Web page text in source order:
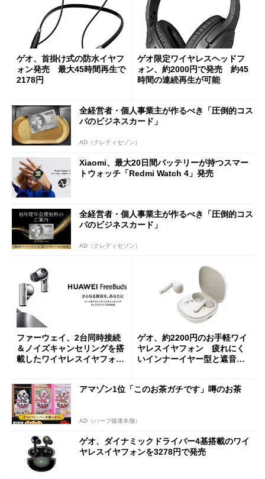
ゲオ、首掛け式の防水イヤフ
ォン発売 最大45時間再生で
2178円
ゲオ限定ワイヤレスヘッドフ
ォン、約2000円で発売 約45
時間の連続再生が可能
全経営者・個人事業主が作るべき「圧倒的コス
パのビジネスカード」
AD（クレディセゾン）
Xiaomi、最大20日間バッテリーが持つスマー
トウォッチ「Redmi Watch 4」発売
全経営者・個人事業主が作るべき「圧倒的コス
パのビジネスカード」
AD（クレディセゾン）
ファーウェイ、2台同時接続
＆ノイズキャンセリングを搭
載したワイヤレスイヤフォン
ゲオ、約2200円のお手軽ワイ
ヤレスイヤフォン 疲れにく
いインナーイヤー型と遮音性
アマゾン1位「このお茶ガチです」噂のお茶
AD（ハーブ健康本舗）
ゲオ、ダイナミックドライバー4基搭載のワイ
ヤレスイヤフォンを3278円で発売